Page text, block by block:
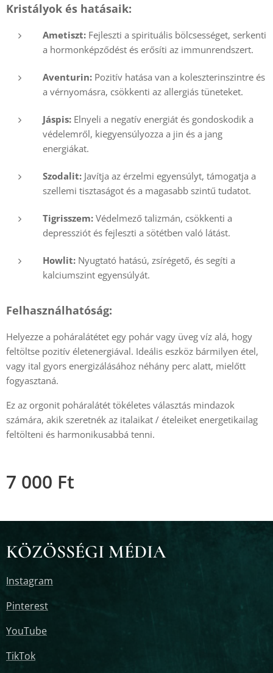
Kristályok és hatásaik:
Ametiszt: Fejleszti a spirituális bölcsességet, serkenti
a hormonképződést és erősíti az immunrendszert.
Aventurin: Pozitív hatása van a koleszterinszintre és
a vérnyomásra, csökkenti az allergiás tüneteket.
Jáspis: Elnyeli a negatív energiát és gondoskodik a
védelemről, kiegyensúlyozza a jin és a jang
energiákat.
Szodalit: Javítja az érzelmi egyensúlyt, támogatja a
szellemi tisztaságot és a magasabb szintű tudatot.
Tigrisszem: Védelmező talizmán, csökkenti a
depressziót és fejleszti a sötétben való látást.
Howlit: Nyugtató hatású, zsírégető, és segíti a
kalciumszint egyensúlyát.
Felhasználhatóság:
Helyezze a poháralátétet egy pohár vagy üveg víz alá, hogy
feltöltse pozitív életenergiával. Ideális eszköz bármilyen étel,
vagy ital gyors energizálásához néhány perc alatt, mielőtt
fogyasztaná.
Ez az orgonit poháralátét tökéletes választás mindazok
számára, akik szeretnék az italaikat / ételeiket energetikailag
feltölteni és harmonikusabbá tenni.
7 000 Ft
KÖZÖSSÉGI MÉDIA
Instagram
Pinterest
YouTube
TikTok